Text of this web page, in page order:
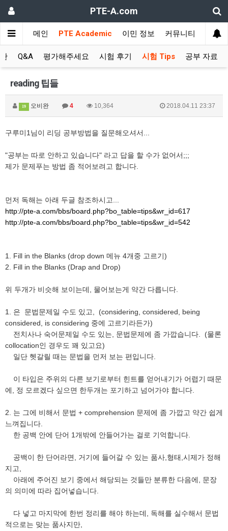
PTE-A.com
메인 PTE Academic 이민 정보 커뮤니티
Q&A 평가해주세요 시험 후기 시험 Tips 공부 자료
reading 팁들
19 오비완 4 10,364 2018.04.11 23:37
구루미1님이 리딩 공부방법을 질문해오셔서...
"공부는 따로 안하고 있습니다" 라고 답을 할 수가 없어서;;;
제가 문제푸는 방법 좀 적어보려고 합니다.
먼저 독해는 아래 두글 참조하시고...
http://pte-a.com/bbs/board.php?bo_table=tips&wr_id=617
http://pte-a.com/bbs/board.php?bo_table=tips&wr_id=542
1. Fill in the Blanks (drop down 메뉴 4개중 고르기)
2. Fill in the Blanks (Drap and Drop)
위 두개가 비슷해 보이는데, 물어보는게 약간 다릅니다.
1. 은 문법문제일 수도 있고, (considering, considered, being
considered, is considering 중에 고르기라든가)
전치사나 숙어문제일 수도 있는, 문법문제에 좀 가깝습니다. (물론
collocation인 경우도 꽤 있고요)
일단 헷갈릴 때는 문법을 먼저 보는 편입니다.
이 타입은 주위의 다른 보기로부터 힌트를 얻어내기가 어렵기 때문
에, 정 모르겠다 싶으면 한두개는 포기하고 넘어가야 합니다.
2. 는 그에 비해서 문법 + comprehension 문제에 좀 가깝고 약간 쉽게
느껴집니다.
한 공백 안에 단어 1개밖에 안들어가는 걸로 기억합니다.
공백이 한 단어라면, 거기에 들어갈 수 있는 품사,형태,시제가 정해
지고,
아래에 주어진 보기 중에서 해당되는 것들만 분류한 다음에, 문장
의 의미에 따라 집어넣습니다.
다 넣고 마지막에 한번 정리를 해야 하는데, 독해를 실수해서 문법
적으로는 맞는 품사지만,